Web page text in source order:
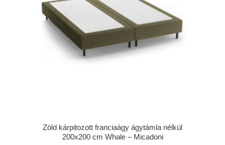
Zöld kárpitozott franciaágy ágytámla nélkül
200x200 cm Whale – Micadoni